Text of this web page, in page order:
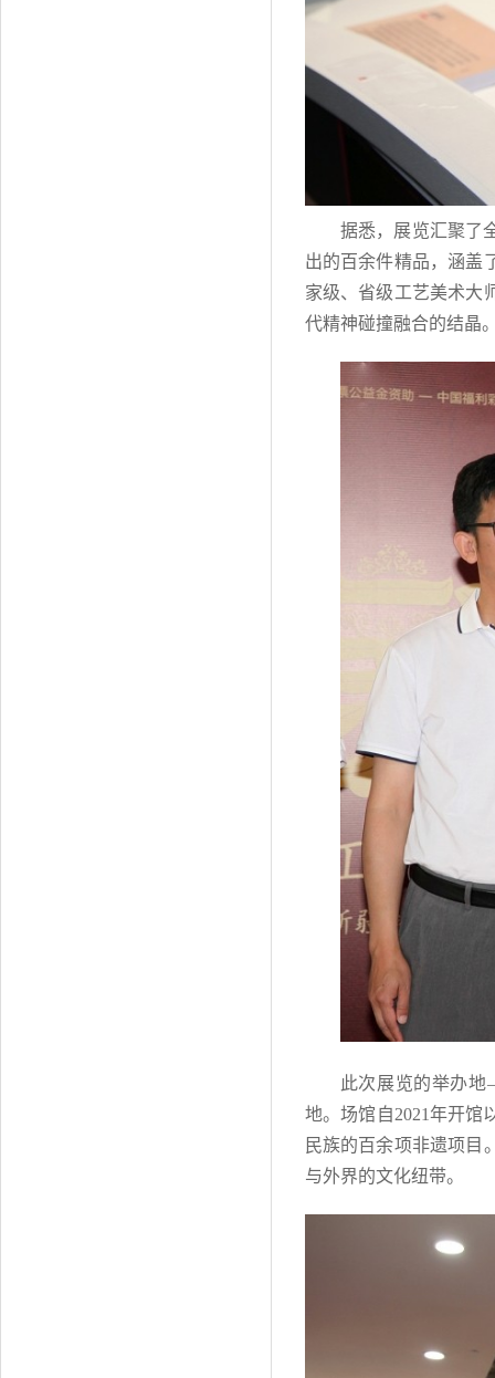
据悉，展览汇聚了
出的百余件精品，涵盖
家级、省级工艺美术大
代精神碰撞融合的结晶
此次展览的举办
地。场馆自2021年开馆
民族的百余项非遗项目
与外界的文化纽带。